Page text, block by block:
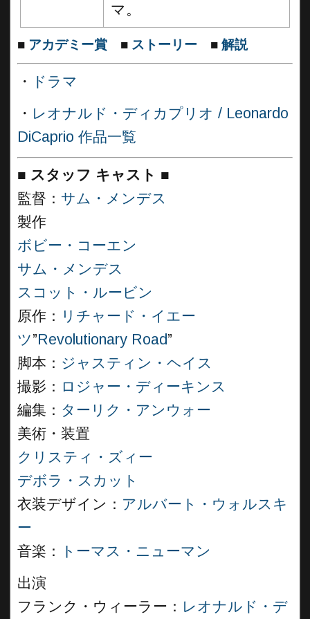
マ。
■ アカデミー賞 ■ ストーリー ■ 解説
・
ドラマ
・ レオナルド・ディカプリオ / Leonardo
DiCaprio 作品一覧
■ スタッフ キャスト ■
監督： サム・メンデス
製作
ボビー・コーエン
サム・メンデス
スコット・ルービン
原作： リチャード・イエー
ツ”Revolutionary Road”
脚本： ジャスティン・ヘイス
撮影： ロジャー・ディーキンス
編集： ターリク・アンウォー
美術・装置
クリスティ・ズィー
デボラ・スカット
衣装デザイン： アルバート・ウォルスキ
ー
音楽：
トーマス・ニューマン
出演
フランク・ウィーラー： レオナルド・デ